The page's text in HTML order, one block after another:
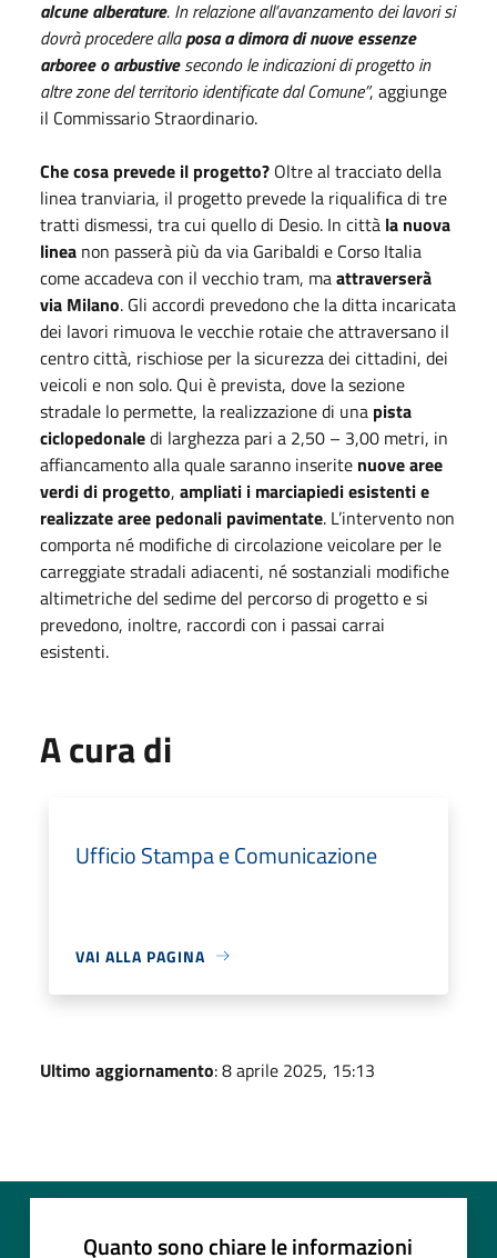
alcune alberature. In relazione all’avanzamento dei lavori si
dovrà procedere allaposa a dimora di nuove essenze
arboree o arbustivesecondo le indicazioni di progetto in
altre zone del territorio identificate dal Comune”, aggiunge
il Commissario Straordinario.
Che cosa prevede il progetto? Oltre al tracciato della
linea tranviaria, il progetto prevede la riqualifica di tre
tratti dismessi, tra cui quello di Desio. In città la nuova
linea non passerà più da via Garibaldi e Corso Italia
come accadeva con il vecchio tram, maattraverserà
via Milano. Gli accordi prevedono che la ditta incaricata
dei lavori rimuova le vecchie rotaie che attraversano il
centro città, rischiose per la sicurezza dei cittadini, dei
veicoli e non solo. Qui è prevista, dove la sezione
stradale lo permette, la realizzazione di una pista
ciclopedonaledi larghezza pari a 2,50 – 3,00 metri, in
affiancamento alla quale saranno inserite nuove aree
verdi di progetto, ampliati i marciapiedi esistenti e
realizzate aree pedonali pavimentate. L’intervento non
comporta né modifiche di circolazione veicolare per le
carreggiate stradali adiacenti, né sostanziali modifiche
altimetriche del sedime del percorso di progetto e si
prevedono, inoltre, raccordi con i passai carrai
esistenti.
A cura di
Ufficio Stampa e Comunicazione
VAI ALLA PAGINA
Ultimo aggiornamento: 8 aprile 2025, 15:13
Quanto sono chiare le informazioni